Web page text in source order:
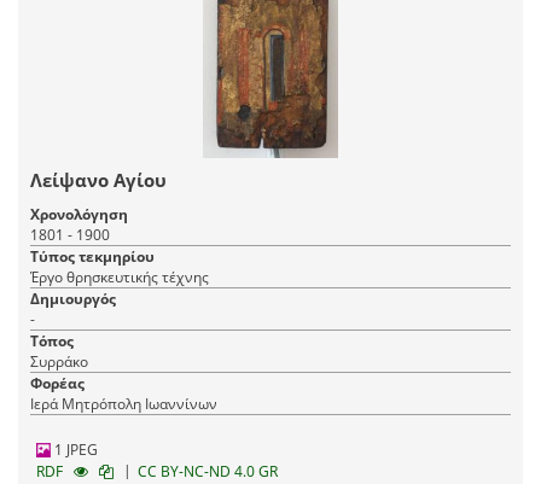
Λείψανο Αγίου
Χρονολόγηση
1801 - 1900
Τύπος τεκμηρίου
Έργο θρησκευτικής τέχνης
Δημιουργός
-
Τόπος
Συρράκο
Φορέας
Ιερά Μητρόπολη Ιωαννίνων
1 JPEG
RDF
| CC BY-NC-ND 4.0 GR